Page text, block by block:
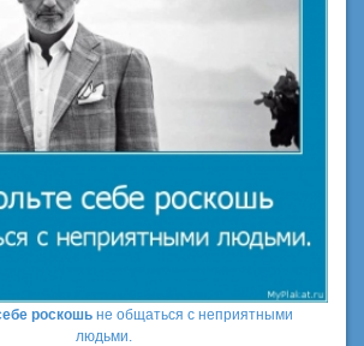
роскошь не общаться с неприятными
людьми.